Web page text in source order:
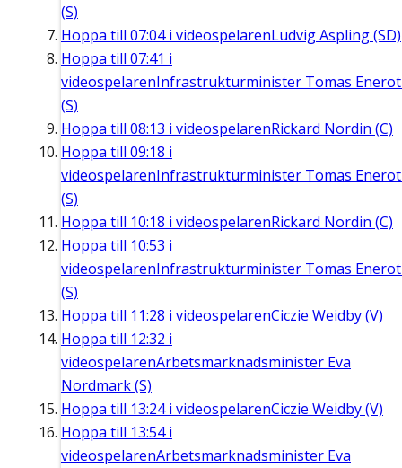
(S)
Hoppa till 07:04i videospelarenLudvig Aspling (SD)
Hoppa till 07:41 i
videospelarenInfrastrukturminister Tomas
(S)
Hoppa till 08:13 i videospelarenRickard Nordin (C)
Hoppa till 09:18 i
videospelarenInfrastrukturminister Tomas
(S)
Hoppa till 10:18 i videospelarenRickard Nordin (C)
Hoppa till 10:53 i
videospelarenInfrastrukturminister Tomas
(S)
Hoppa till 11:28 i videospelarenCiczie Weidby (V)
Hoppa till 12:32 i
videospelarenArbetsmarknadsminister Eva
Nordmark (S)
Hoppa till 13:24i videospelarenCiczie Weidby (V)
Hoppa till 13:54i
videospelarenArbetsmarknadsminister Eva